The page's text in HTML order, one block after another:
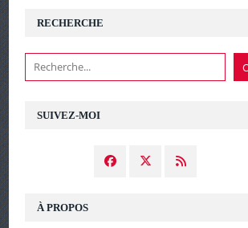
SUIVEZ-MOI
RECHERCHE
À PROPOS